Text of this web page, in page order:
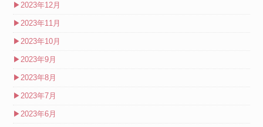
▶2023年12月
▶2023年11月
▶2023年10月
▶2023年9月
▶2023年8月
▶2023年7月
▶2023年6月